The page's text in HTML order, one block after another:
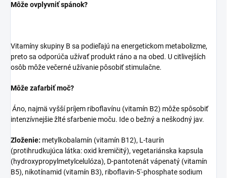
Môže ovplyvniť spánok?
Vitamíny skupiny B sa podieľajú na energetickom metabolizme,
preto sa odporúča užívať produkt ráno a na obed. U citlivejších
osôb môže večerné užívanie pôsobiť stimulačne.
Môže zafarbiť moč?
Áno, najmä vyšší príjem riboflavínu (vitamín B2) môže spôsobiť
intenzívnejšie žlté sfarbenie moču. Ide o bežný a neškodný jav.
Zloženie: metylkobalamín (vitamín B12), L-taurín
(protihrudkujúca látka: oxid kremičitý), vegetariánska kapsula
(hydroxypropylmetylcelulóza), D-pantotenát vápenatý (vitamín
B5), nikotínamid (vitamín B3), riboflavin-5'-phosphate sodium